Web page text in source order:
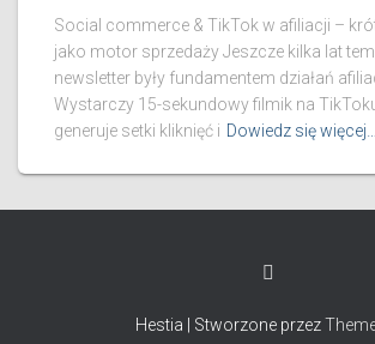
Social commerce & TikTok w afiliacji –
jako motor sprzedaży Jeszcze kilka lat
newsletter były fundamentem działań
Wystarczy 15-sekundowy filmik na
generuje setki kliknięć i Dowiedz się więcej…
Hestia | Stworzone przez